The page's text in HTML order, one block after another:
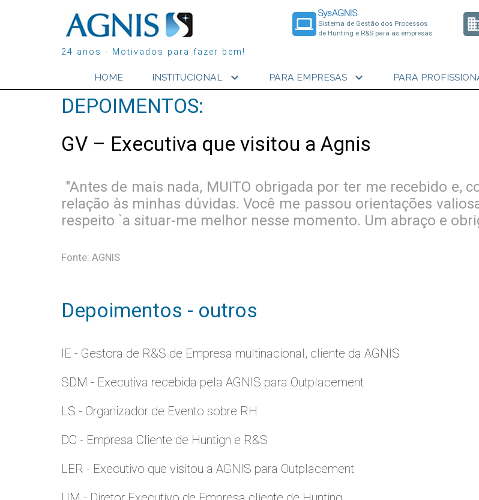
24 anos - Motivados para fazer bem!
laptop
SysAGNIS
Sistema de Gestão dos Processos
de Hunting e R&S para as empresas
HOME INSTITUCIONAL expand_more PARA EMPRESAS expand_more PARA
DEPOIMENTOS:
GV – Executiva que visitou a Agnis
"Antes de mais nada, MUITO obrigada por ter me recebido e,
relação às minhas dúvidas. Você me passou orientações
respeito `a situar-me melhor nesse momento. Um abraço e
Fonte: AGNIS
Depoimentos - outros
IE - Gestora de R&S de Empresa multinacional, cliente da AGNIS
SDM - Executiva recebida pela AGNIS para Outplacement
LS - Organizador de Evento sobre RH
DC - Empresa Cliente de Huntign e R&S
LER - Executivo que visitou a AGNIS para Outplacement